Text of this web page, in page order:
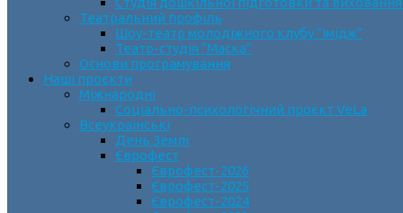
Театральний профіль
Шоу-театр молодіжного клубу “Імідж”
Театр-студія “Маска”
Основи програмування
Наші проєкти
Міжнародні
Соціально-психологічний проєкт VeLa
Всеукраїнські
День Землі
Єврофест
Єврофест-2026
Єврофест-2025
Єврофест-2024